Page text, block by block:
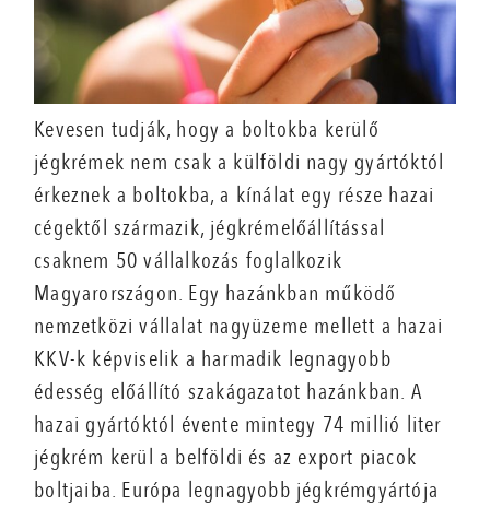
Kevesen tudják, hogy a boltokba kerülő
jégkrémek nem csak a külföldi nagy gyártóktól
érkeznek a boltokba, a kínálat egy része hazai
cégektől származik, jégkrémelőállítással
csaknem 50 vállalkozás foglalkozik
Magyarországon. Egy hazánkban működő
nemzetközi vállalat nagyüzeme mellett a hazai
KKV-k képviselik a harmadik legnagyobb
édesség előállító szakágazatot hazánkban. A
hazai gyártóktól évente mintegy 74 millió liter
jégkrém kerül a belföldi és az export piacok
boltjaiba. Európa legnagyobb jégkrémgyártója